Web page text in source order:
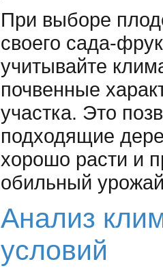
При выборе
своего сада-
учитывайте
почвенные
участка. Это
подходящие
хорошо расти и
обильный
Анализ
условий